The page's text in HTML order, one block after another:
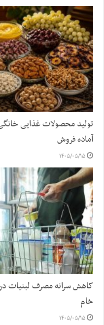
تولید محصولات غذایی
آماده فروش
۱۴۰۵/۰۵/۱۵
کاهش سرانه مصرف لبنیات
خام
۱۴۰۵/۰۵/۱۵